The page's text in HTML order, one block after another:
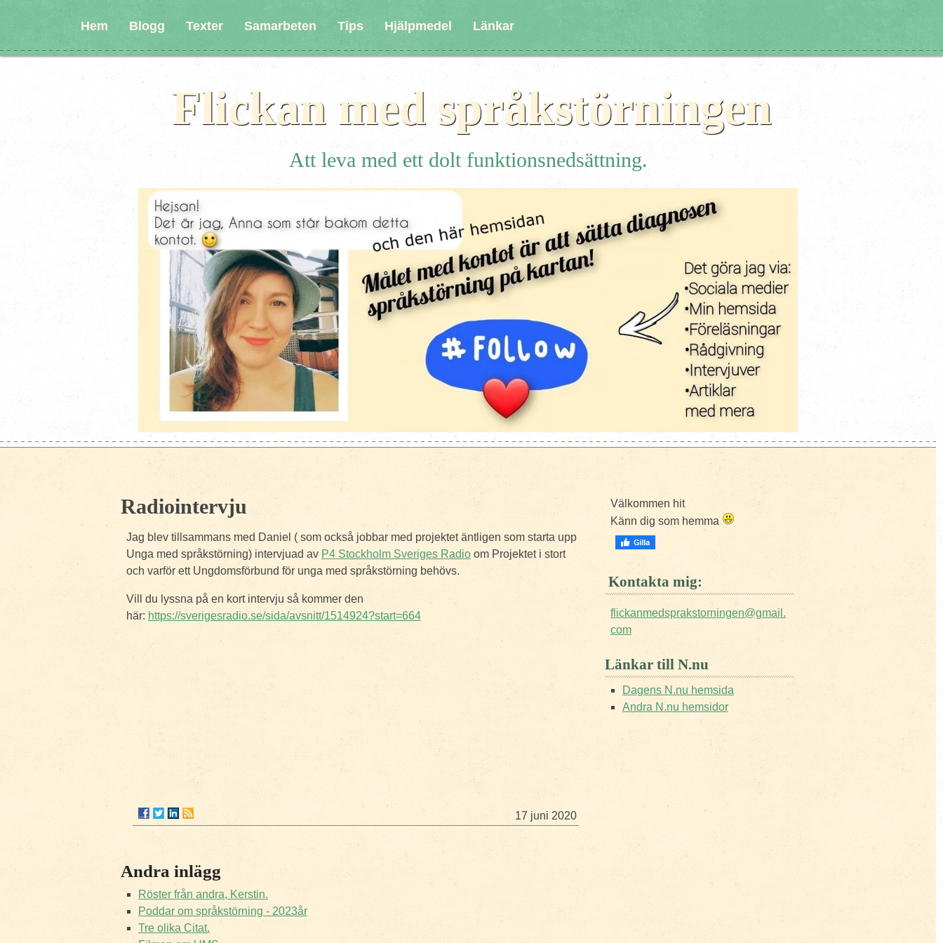
Hem Blogg Texter Samarbeten Tips Hjälpmedel Länkar
Flickan med språkstörningen
Att leva med ett dolt funktionsnedsättning.
Radiointervju
Jag blev tillsammans med Daniel ( som också jobbar med projektet äntligen som starta upp
Unga med språkstörning) intervjuad av P4 Stockholm Sveriges Radio om Projektet i stort
och varför ett Ungdomsförbund för unga med språkstörning behövs.
Vill du lyssna på en kort intervju så kommer den
här: https://sverigesradio.se/sida/avsnitt/1514924?start=664
17 juni 2020
Andra inlägg
Röster från andra, Kerstin.
Poddar om språkstörning - 2023år
Tre olika Citat.
Välkommen hit
Känn dig som hemma
Kontakta mig:
flickanmedsprakstorningen@gmail.
com
Länkar till N.nu
Dagens N.nu hemsida
Andra N.nu hemsidor